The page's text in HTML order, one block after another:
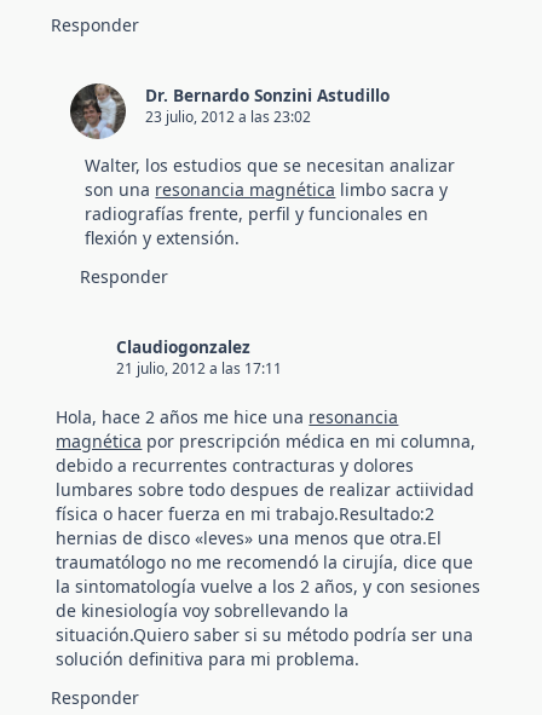
Responder
Dr. Bernardo Sonzini Astudillo
23 julio, 2012 a las 23:02
Walter, los estudios que se necesitan analizar
son una resonancia magnética limbo sacra y
radiografías frente, perfil y funcionales en
flexión y extensión.
Responder
Claudiogonzalez
21 julio, 2012 a las 17:11
Hola, hace 2 años me hice una resonancia
magnética por prescripción médica en mi columna,
debido a recurrentes contracturas y dolores
lumbares sobre todo despues de realizar actiividad
física o hacer fuerza en mi trabajo.Resultado:2
hernias de disco «leves» una menos que otra.El
traumatólogo no me recomendó la cirujía, dice que
la sintomatología vuelve a los 2 años, y con sesiones
de kinesiología voy sobrellevando la
situación.Quiero saber si su método podría ser una
solución definitiva para mi problema.
Responder